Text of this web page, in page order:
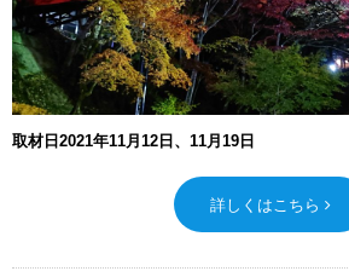
取材日2021年11月12日、11月19日
詳しくはこちら